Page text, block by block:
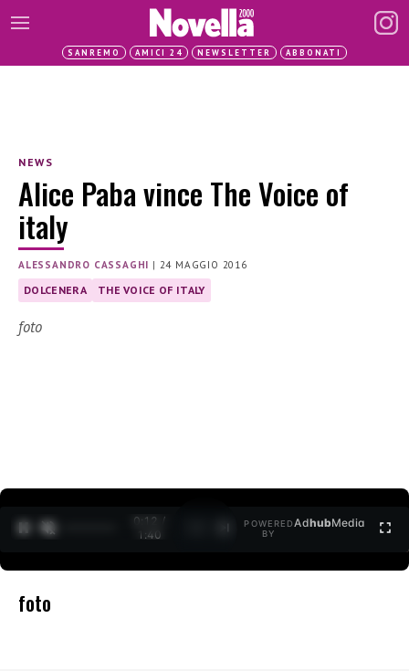
SANREMO AMICI 24 NEWSLETTER ABBONATI
NEWS
Alice Paba vince The Voice of
italy
ALESSANDRO CASSAGHI | 24 MAGGIO 2016
DOLCENERA THE VOICE OF ITALY
foto
0:12 /
1:40
POWERED
BY
AdhubMedia
foto